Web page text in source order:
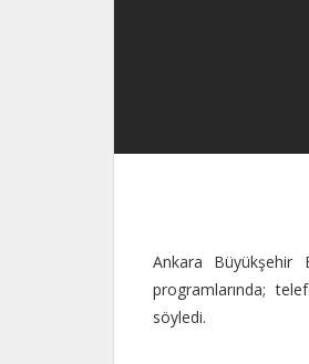
Ankara Büyükşehir
programlarında;
söyledi.